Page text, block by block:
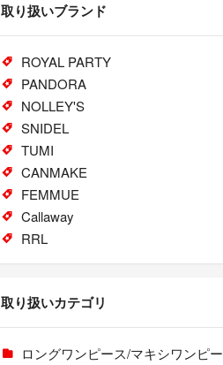
取り扱いブランド
ROYAL PARTY
PANDORA
NOLLEY'S
SNIDEL
TUMI
CANMAKE
FEMMUE
Callaway
RRL
取り扱いカテゴリ
ロングワンピース/マキシワンピー